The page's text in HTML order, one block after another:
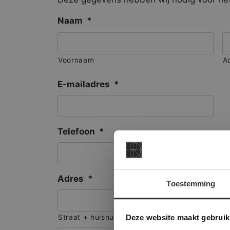
Toestemming
Deze website maakt
Naam *
Voornaam
E-mailadres *
Telefoon *
Adres *
Straat + huisnummer
Deze
onze